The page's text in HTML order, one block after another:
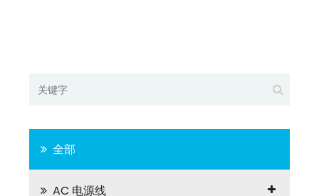
全部
AC 电源线